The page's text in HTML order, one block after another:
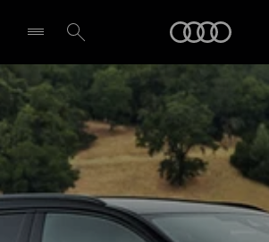
Wybierz Twojego Partnera Audi